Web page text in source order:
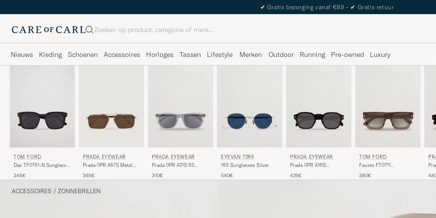
The Care of Carl Passport
Zoeken
Nieuws Kleding Schoenen Accessoires Horloges Tassen Lifestyle Merken Outdoor Running Pre-owned Luxury
TOM FORD
Dax TF0751-N Sunglasses
345€
PRADA EYEWEAR
Prada 0PR A57S Metal
365€
PRADA EYEWEAR
Prada 0PR A21S 53
310€
EYEVAN 7285
163 Sunglasses Silver
540€
PRADA EYEWEAR
Prada 0PR A16S
425€
TOM FORD
Fausto FT0711
380€
ACCESSOIRES / ZONNEBRILLEN